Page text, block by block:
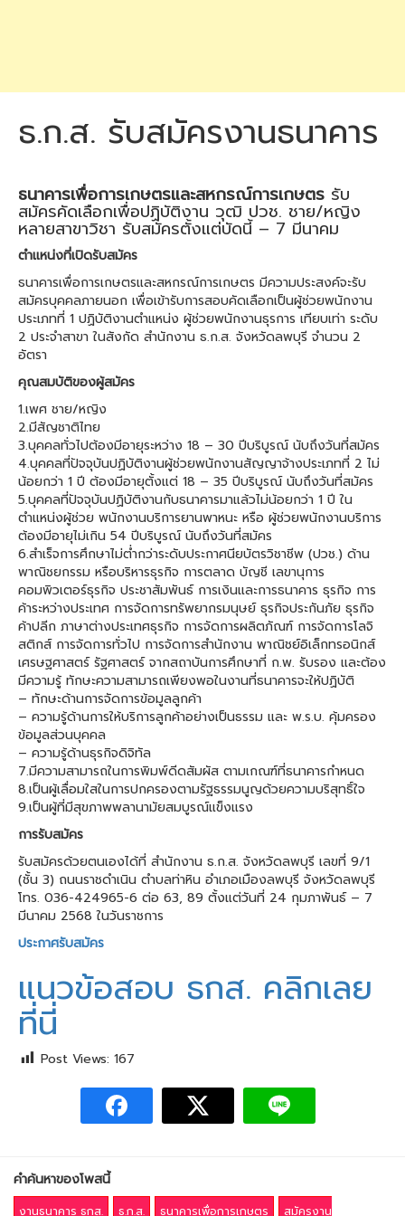
ธ.ก.ส. รับสมัครงานธนาคาร
ธนาคารเพื่อการเกษตรและสหกรณ์การเกษตร รับ
สมัครคัดเลือกเพื่อปฏิบัติงาน วุฒิ ปวช. ชาย/หญิง
หลายสาขาวิชา รับสมัครตั้งแต่บัดนี้ – 7 มีนาคม
ตำแหน่งที่เปิดรับสมัคร
ธนาคารเพื่อการเกษตรและสหกรณ์การเกษตร มีความประสงค์จะรับ
สมัครบุคคลภายนอก เพื่อเข้ารับการสอบคัดเลือกเป็นผู้ช่วยพนักงาน
ประเภทที่ 1 ปฏิบัติงานตำแหน่ง ผู้ช่วยพนักงานธุรการ เทียบเท่า ระดับ
2 ประจำสาขา ในสังกัด สำนักงาน ธ.ก.ส. จังหวัดลพบุรี จำนวน 2
อัตรา
คุณสมบัติของผู้สมัคร
1.เพศ ชาย/หญิง
2.มีสัญชาติไทย
3.บุคคลทั่วไปต้องมีอายุระหว่าง 18 – 30 ปีบริบูรณ์ นับถึงวันที่สมัคร
4.บุคคลที่ปัจจุบันปฏิบัติงานผู้ช่วยพนักงานสัญญาจ้างประเภทที่ 2 ไม่
น้อยกว่า 1 ปี ต้องมีอายุตั้งแต่ 18 – 35 ปีบริบูรณ์ นับถึงวันที่สมัคร
5.บุคคลที่ปัจจุบันปฏิบัติงานกับธนาคารมาแล้วไม่น้อยกว่า 1 ปี ใน
ตำแหน่งผู้ช่วย พนักงานบริการยานพาหนะ หรือ ผู้ช่วยพนักงานบริการ
ต้องมีอายุไม่เกิน 54 ปีบริบูรณ์ นับถึงวันที่สมัคร
6.สำเร็จการศึกษาไม่ต่ำกว่าระดับประกาศนียบัตรวิชาชีพ (ปวช.) ด้าน
พาณิชยกรรม หรือบริหารธุรกิจ การตลาด บัญชี เลขานุการ
คอมพิวเตอร์ธุรกิจ ประชาสัมพันธ์ การเงินและการธนาคาร ธุรกิจ การ
ค้าระหว่างประเทศ การจัดการทรัพยากรมนุษย์ ธุรกิจประกันภัย ธุรกิจ
ค้าปลีก ภาษาต่างประเทศธุรกิจ การจัดการผลิตภัณฑ์ การจัดการโลจิ
สติกส์ การจัดการทั่วไป การจัดการสำนักงาน พาณิชย์อิเล็กทรอนิกส์
เศรษฐศาสตร์ รัฐศาสตร์ จากสถาบันการศึกษาที่ ก.พ. รับรอง และต้อง
มีความรู้ ทักษะความสามารถเพียงพอในงานที่ธนาคารจะให้ปฏิบัติ
– ทักษะด้านการจัดการข้อมูลลูกค้า
– ความรู้ด้านการให้บริการลูกค้าอย่างเป็นธรรม และ พ.ร.บ. คุ้มครอง
ข้อมูลส่วนบุคคล
– ความรู้ด้านธุรกิจดิจิทัล
7.มีความสามารถในการพิมพ์ดีดสัมผัส ตามเกณฑ์ที่ธนาคารกำหนด
8.เป็นผู้เลื่อมใสในการปกครองตามรัฐธรรมนูญด้วยความบริสุทธิ์ใจ
9.เป็นผู้ที่มีสุขภาพพลานามัยสมบูรณ์แข็งแรง
การรับสมัคร
รับสมัครด้วยตนเองได้ที่ สำนักงาน ธ.ก.ส. จังหวัดลพบุรี เลขที่ 9/1
(ชั้น 3) ถนนราชดำเนิน ตำบลท่าหิน อำเภอเมืองลพบุรี จังหวัดลพบุรี
โทร. 036-424965-6 ต่อ 63, 89 ตั้งแต่วันที่ 24 กุมภาพันธ์ – 7
มีนาคม 2568 ในวันราชการ
ประกาศรับสมัคร
แนวข้อสอบ ธกส. คลิกเลย
ที่นี่
Post Views: 167
คำค้นหาของโพสนี้
งานธนาคาร ธกส. ธ.ก.ส. ธนาคารเพื่อการเกษตร
สมัครงาน